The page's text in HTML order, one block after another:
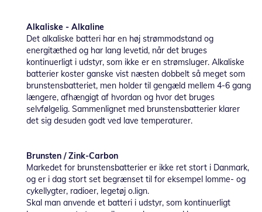
Alkaliske - Alkaline
Det alkaliske batteri har en høj strømmodstand og
energitæthed og har lang levetid, når det bruges
kontinuerligt i udstyr, som ikke er en strømsluger. Alkaliske
batterier koster ganske vist næsten dobbelt så meget som
brunstensbatteriet, men holder til gengæld mellem 4-6 gang
længere, afhængigt af hvordan og hvor det bruges
selvfølgelig. Sammenlignet med brunstensbatterier klarer
det sig desuden godt ved lave temperaturer.
Brunsten / Zink-Carbon
Markedet for brunstensbatterier er ikke ret stort i Danmark,
og er i dag stort set begrænset til for eksempel lomme- og
cykellygter, radioer, legetøj o.lign.
Skal man anvende et batteri i udstyr, som kontinuerligt